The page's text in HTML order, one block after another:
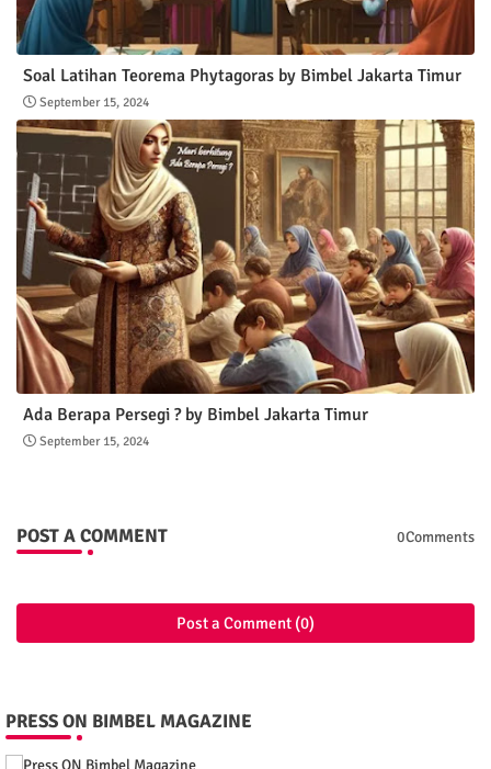
Soal Latihan Teorema Phytagoras by Bimbel Jakarta Timur
September 15, 2024
Ada Berapa Persegi ? by Bimbel Jakarta Timur
September 15, 2024
POST A COMMENT 0Comments
Post a Comment (0)
PRESS ON BIMBEL MAGAZINE